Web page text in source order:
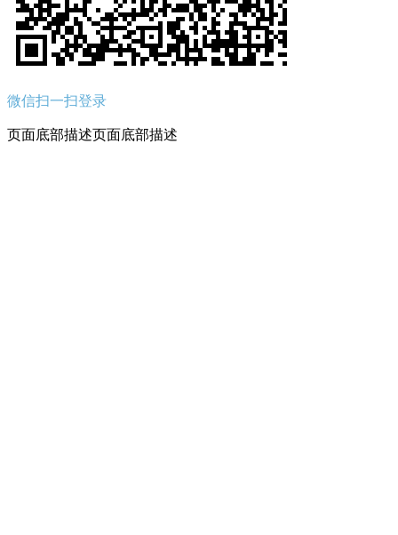
微信扫一扫登录
页面底部描述页面底部描述